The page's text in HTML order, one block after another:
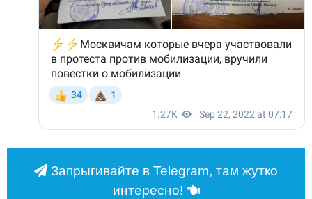
Запрыгивайте в Telegram, там жутко
интересно!